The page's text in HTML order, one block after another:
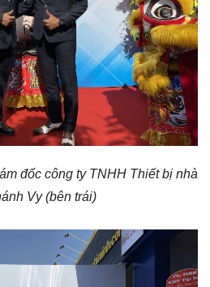
đốc công ty TNHH Thiết bị nhà
Vy (bên trái)